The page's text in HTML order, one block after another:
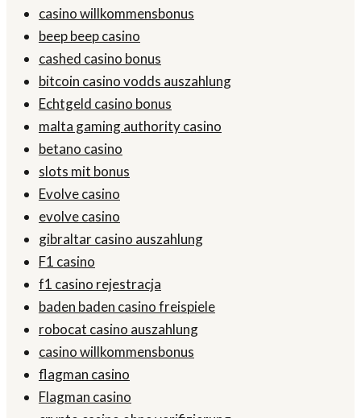
casino willkommensbonus
beep beep casino
cashed casino bonus
bitcoin casino vodds auszahlung
Echtgeld casino bonus
malta gaming authority casino
betano casino
slots mit bonus
Evolve casino
evolve casino
gibraltar casino auszahlung
F1 casino
f1 casino rejestracja
baden baden casino freispiele
robocat casino auszahlung
casino willkommensbonus
flagman casino
Flagman casino